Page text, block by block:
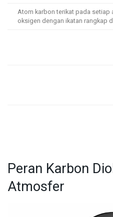
Atom karbon terikat pada setiap
oksigen dengan ikatan rangkap
Peran Karbon
Atmosfer